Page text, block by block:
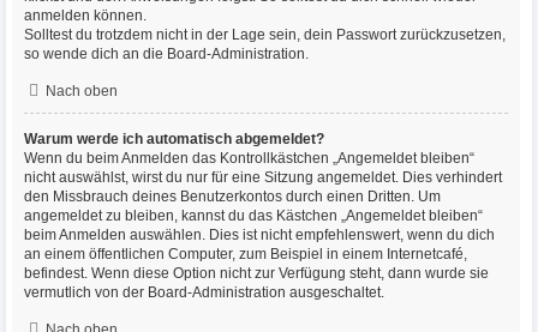
anmelden können.
Solltest du trotzdem nicht in der Lage sein, dein Passwort zurückzusetzen,
so wende dich an die Board-Administration.
Nach oben
Warum werde ich automatisch abgemeldet?
Wenn du beim Anmelden das Kontrollkästchen „Angemeldet bleiben“
nicht auswählst, wirst du nur für eine Sitzung angemeldet. Dies verhindert
den Missbrauch deines Benutzerkontos durch einen Dritten. Um
angemeldet zu bleiben, kannst du das Kästchen „Angemeldet bleiben“
beim Anmelden auswählen. Dies ist nicht empfehlenswert, wenn du dich
an einem öffentlichen Computer, zum Beispiel in einem Internetcafé,
befindest. Wenn diese Option nicht zur Verfügung steht, dann wurde sie
vermutlich von der Board-Administration ausgeschaltet.